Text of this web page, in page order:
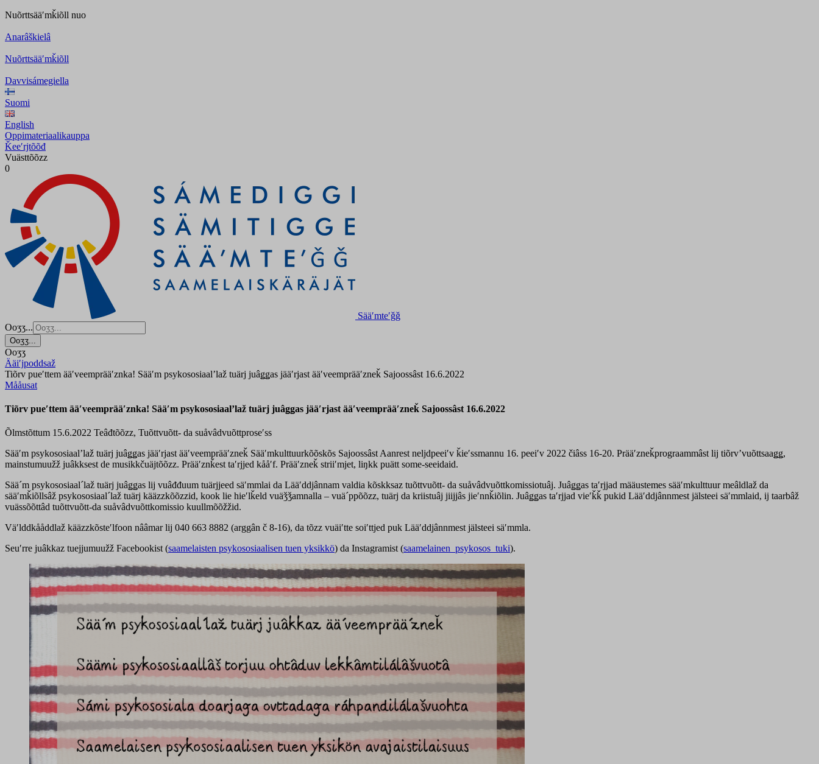
Nuõrttsääʹmǩiõll nuo
Anarâškielâ
Nuõrttsääʹmǩiõll
Davvisámegiella
Suomi
English
Oppimateriaalikauppa
Ǩeeʹrjtõõđ
Vuästtõõzz
0
Sääʹmteʹǧǧ
Ooʒʒ...
Ooʒʒ...
Ooʒʒ
Ääiʹjpoddsaž
Tiõrv pueʹttem ääʹveemprääʹznka! Sääʹm psykososiaalʼlaž tuärj juâǥǥas jääʹrjast ääʹveemprääʹzneǩ Sajoossâst 16.6.2022
Mååusat
Tiõrv pueʹttem ääʹveemprääʹznka! Sääʹm psykososiaalʼlaž tuärj juâǥǥas jääʹrjast ääʹveemprääʹzneǩ Sajoossâst 16.6.2022
Õlmstõttum 15.6.2022 Teâđtõõzz, Tuõttvuõtt- da suåvâdvuõttproseʹss
Sääʹm psykososiaalʼlaž tuärj juâǥǥas jääʹrjast ääʹveemprääʹzneǩ Sääʹmkulttuurkõõskõs Sajoossâst Aanrest neljdpeeiʹv ǩieʹssmannu 16. peeiʹv 2022 čiâss 16-20. Prääʹzneǩprograammâst lij tiõrvʼvuõttsaaǥǥ,
mainstumuužž juâkksest de musikkčuäjtõõzz. Prääʹznǩest taʹrjjed kååʹf. Prääʹzneǩ striiʹmjet, liŋkk puätt some-seeidaid.
Sää´m psykososiaal´laž tuärj juâǥǥas lij vuâđđuum tuärjjeed säʹmmlai da Lääʹddjânnam valdia kõskksaz tuõttvuõtt- da suåvâdvuõttkomissiotuâj. Juâǥǥas taʹrjjad määustemes sääʹmkulttuur meâldlaž da
sääʹmǩiõllsâž psykososiaal´laž tuärj kääzzkõõzzid, kook lie hieʹlǩeld vuäǯǯamnalla – vuä´ppõõzz, tuärj da kriistuâj jiijjâs jieʹnnǩiõlin. Juâǥǥas taʹrjjad vieʹǩǩ pukid Lääʹddjânnmest jälsteei säʹmmlaid, ij taarbâž
vuässõõttâd tuõttvuõtt-da suåvâdvuõttkomissio kuullmõõžžid.
Väʹlddkååddlaž kääzzkõsteʹlfoon nââmar lij 040 663 8882 (arggân č 8-16), da tõzz vuäiʹtte soiʹttjed puk Lääʹddjânnmest jälsteei säʹmmla.
Seuʹrre juâkkaz tuejjumuužž Facebookist (saamelaisten psykososiaalisen tuen yksikkö) da Instagramist (saamelainen_psykosos_tuki).